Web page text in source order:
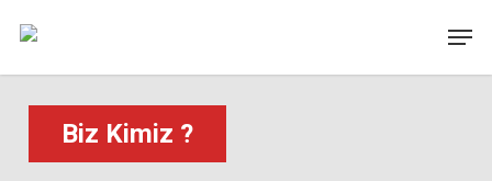
Biz Kimiz ?